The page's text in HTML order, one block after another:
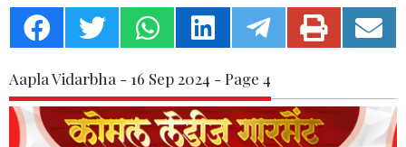
Aapla Vidarbha - 16 Sep 2024 - Page 4